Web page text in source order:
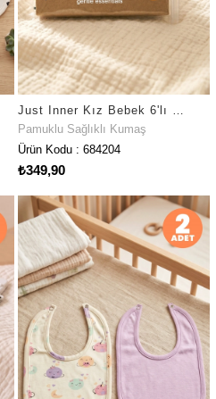
Just Inner Kız Bebek 6'lı Pamuklu Ağız Mendili Kalpli Çizgili Kutulu Set Nefes Alan Doku (684204)
Pamuklu Sağlıklı Kumaş
Ürün Kodu : 684204
₺349,90